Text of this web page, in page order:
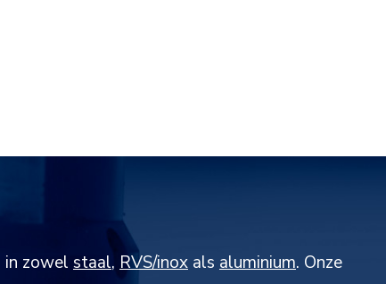
in zowel staal, RVS/inox als aluminium. Onze